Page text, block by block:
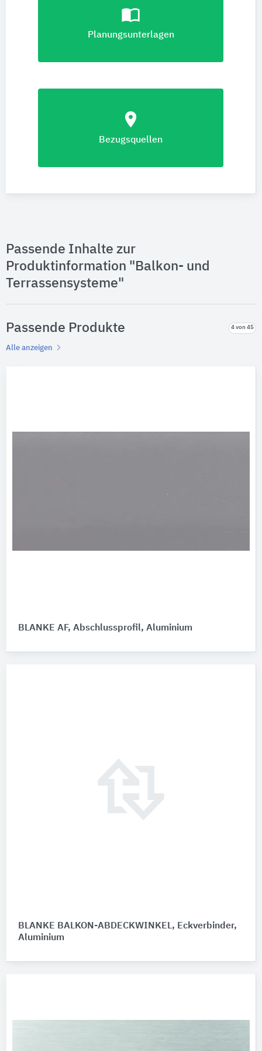
import_contacts
Planungsunterlagen
location_on
Bezugsquellen
Passende Inhalte zur
Produktinformation "Balkon- und
Terrassensysteme"
Passende Produkte 4 von 45
Alle anzeigen
BLANKE AF, Abschlussprofil, Aluminium
BLANKE BALKON-ABDECKWINKEL, Eckverbinder,
Aluminium